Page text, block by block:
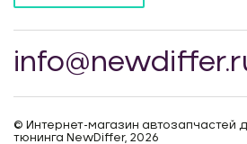
© Интернет-магазин автозапчастей
тюнинга NewDiffer, 2026